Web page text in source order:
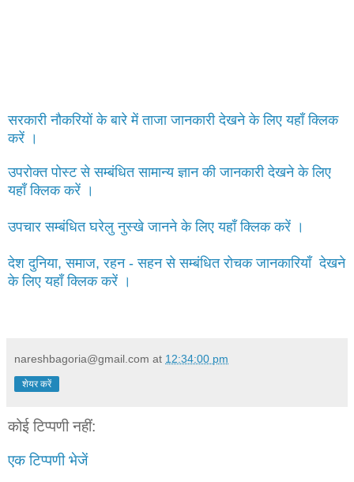
सरकारी नौकरियों के बारे में ताजा जानकारी देखने के लिए यहाँ क्लिक
करें ।
उपरोक्त पोस्ट से सम्बंधित सामान्य ज्ञान की जानकारी देखने के लिए
यहाँ क्लिक करें ।
उपचार सम्बंधित घरेलु नुस्खे जानने के लिए यहाँ क्लिक करें ।
देश दुनिया, समाज, रहन - सहन से सम्बंधित रोचक जानकारियाँ देखने
के लिए यहाँ क्लिक करें ।
nareshbagoria@gmail.com at 12:34:00 pm
शेयर करें
कोई टिप्पणी नहीं:
एक टिप्पणी भेजें